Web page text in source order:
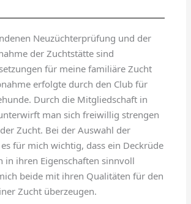
Neuzüchterprüfung und der
der Zuchtstätte sind
für meine familiäre Zucht
erfolgte durch den Club für
Durch die Mitgliedschaft in
man sich freiwillig strengen
Zucht. Bei der Auswahl der
für mich wichtig, dass ein Deckrüde
in ihren Eigenschaften sinnvoll
beide mit ihren Qualitäten für den
Zucht überzeugen.